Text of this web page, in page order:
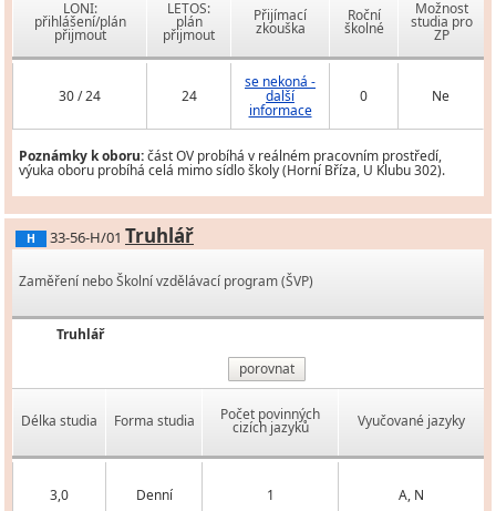
LONI:
přihlášení/plán
přijmout
LETOS:
plán
přijmout
Přijímací
zkouška
Roční
školné
Možnost
studia pro
ZP
30 / 24 24
se nekoná -
další
informace
0 Ne
Poznámky k oboru:část OV probíhá v reálném pracovním prostředí,
výuka oboru probíhá celá mimo sídlo školy (Horní Bříza, U Klubu 302).
H 33-56-H/01 Truhlář
Zaměření nebo Školní vzdělávací program (ŠVP)
Truhlář
porovnat
Délka studia Forma studia Počet povinných
cizích jazyků Vyučované jazyky
3,0 Denní 1 A, N